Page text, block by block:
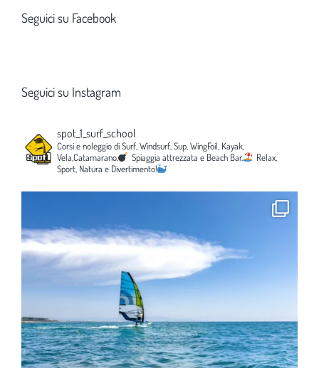
Seguici su Facebook
Seguici su Instagram
spot_1_surf_school
Corsi e noleggio di Surf, Windsurf, Sup, WingFoil, Kayak,
Vela,Catamarano.
Spiaggia attrezzata e Beach Bar.
Relax,
Sport, Natura e Divertimento!